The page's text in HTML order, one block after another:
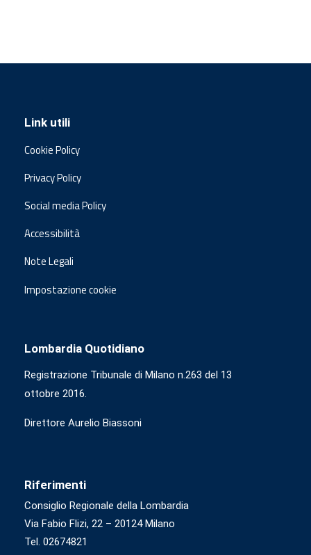
Link utili
Cookie Policy
Privacy Policy
Social media Policy
Accessibilità
Note Legali
Impostazione cookie
Lombardia Quotidiano
Registrazione Tribunale di Milano n.263 del 13
ottobre 2016.
Direttore Aurelio Biassoni
Riferimenti
Consiglio Regionale della Lombardia
Via Fabio Flizi, 22 – 20124 Milano
Tel. 02674821